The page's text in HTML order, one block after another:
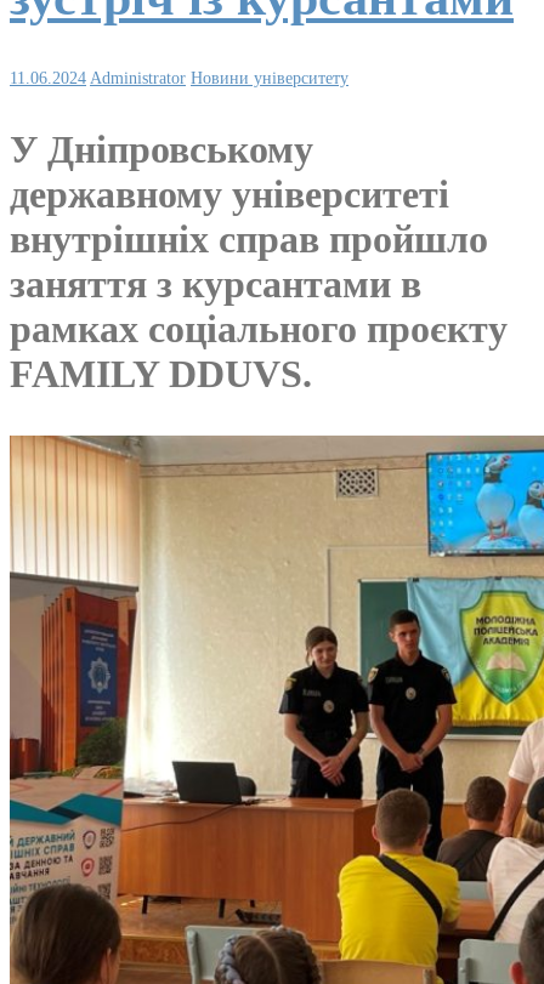
11.06.2024 Administrator Новини університету
У Дніпровському
державному університеті
внутрішніх справ пройшло
заняття з курсантами в
рамках соціального проєкту
FAMILY DDUVS.